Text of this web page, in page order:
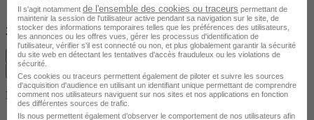
10km
200km
Effacer
Durée de la formation
Il s'agit notamment de l'ensemble des cookies ou traceurs permettant de
maintenir la session de l'utilisateur active pendant sa navigation sur le site, de
stocker des informations temporaires telles que les préférences des utilisateurs,
les annonces ou les offres vues, gérer les processus d'identification de
l'utilisateur, vérifier s'il est connecté ou non, et plus globalement garantir la sécurité
du site web en détectant les tentatives d'accès frauduleux ou les violations de
sécurité.
Ces cookies ou traceurs permettent également de piloter et suivre les sources
d'acquisition d'audience en utilisant un identifiant unique permettant de comprendre
comment nos utilisateurs naviguent sur nos sites et nos applications en fonction
des différentes sources de trafic.
Ils nous permettent également d’observer le comportement de nos utilisateurs afin